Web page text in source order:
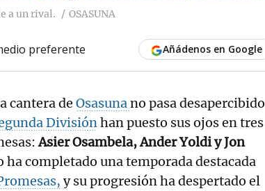
a un rival. OSASUNA
preferente Añádenos en Google
cantera de Osasunano pasa desapercibido
Divisiónhan puesto sus ojos en tres
Asier Osambela, Ander Yoldi y Jon
completado una temporada destacada
y su progresión ha despertado el